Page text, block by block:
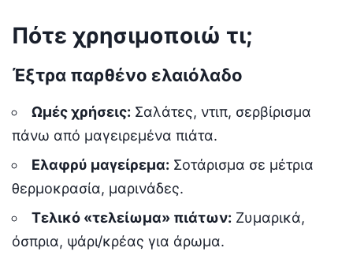
Πότε χρησιμοποιώ τι;
Έξτρα παρθένο ελαιόλαδο
Ωμές χρήσεις: Σαλάτες, ντιπ, σερβίρισμα
πάνω από μαγειρεμένα πιάτα.
Ελαφρύ μαγείρεμα: Σοτάρισμα σε μέτρια
θερμοκρασία, μαρινάδες.
Τελικό «τελείωμα» πιάτων: Ζυμαρικά,
όσπρια, ψάρι/κρέας για άρωμα.